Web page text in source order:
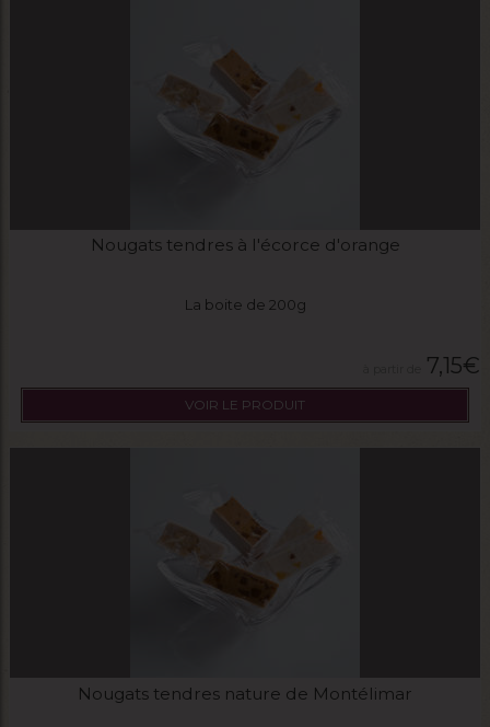
Nougats tendres à l'écorce d'orange
La boite de 200g
7,15€
VOIR LE PRODUIT
Nougats tendres nature de Montélimar